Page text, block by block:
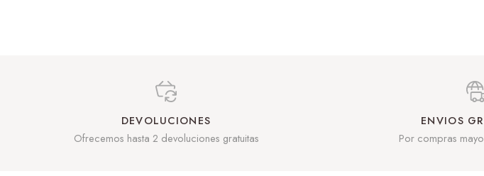
DEVOLUCIONES
Ofrecemos hasta 2 devoluciones gratuitas
ENVIOS
Por compras